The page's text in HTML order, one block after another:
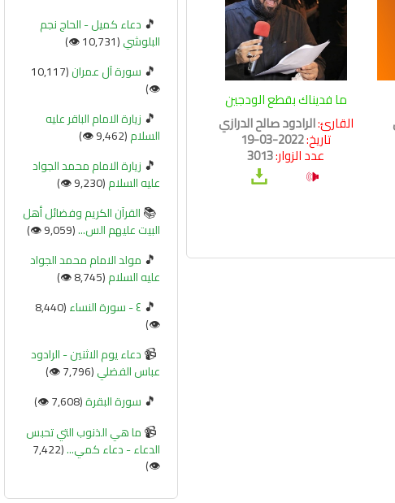
ما فديناك بقطع الودجين
القارئ:الرادود صالح الدرازي
تاريخ:2022-03-19
عدد الزوار:3013
🎵 دعاء كميل - الحاج نجم
البلوشي(10,731 👁️)
🎵 سورة آل عمران (10,117
👁️)
🎵 زيارة الامام الباقر عليه
السلام(9,462 👁️)
🎵 زيارة الامام محمد الجواد
عليه السلام(9,230 👁️)
📚القرآن الكريم وفضائل أهل
البيت عليهم الس...(9,059 👁️)
🎵 مولد الامام محمد الجواد
عليه السلام(8,745 👁️)
🎵 ٤ - سورة النساء
(8,440
👁️)
📹دعاء يوم الاثنين - الرادود
عباس الفضلي(7,796 👁️)
🎵 سورة البقرة(7,608 👁️)
📹ما هي الذنوب التي تحبس
الدعاء - دعاء كمي... (7,422
👁️)